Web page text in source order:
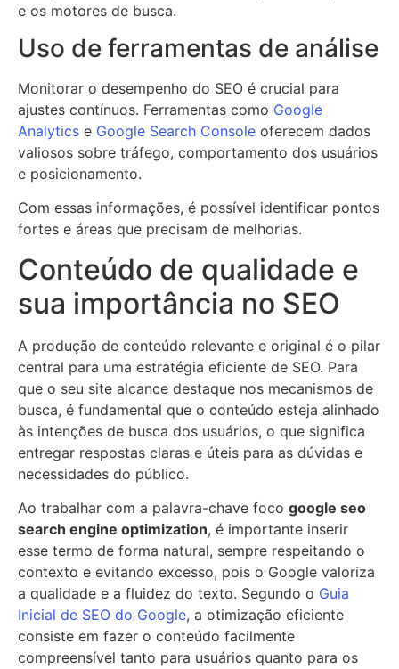
e os motores de busca.
Uso de ferramentas de análise
Monitorar o desempenho do SEO é crucial para
ajustes contínuos. Ferramentas como Google
Analytics e Google Search Console oferecem dados
valiosos sobre tráfego, comportamento dos usuários
e posicionamento.
Com essas informações, é possível identificar pontos
fortes e áreas que precisam de melhorias.
Conteúdo de qualidade e
sua importância no SEO
A produção de conteúdo relevante e original é o pilar
central para uma estratégia eficiente de SEO. Para
que o seu site alcance destaque nos mecanismos de
busca, é fundamental que o conteúdo esteja alinhado
às intenções de busca dos usuários, o que significa
entregar respostas claras e úteis para as dúvidas e
necessidades do público.
Ao trabalhar com a palavra-chave foco google seo
search engine optimization, é importante inserir
esse termo de forma natural, sempre respeitando o
contexto e evitando excesso, pois o Google valoriza
a qualidade e a fluidez do texto. Segundo o Guia
Inicial de SEO do Google, a otimização eficiente
consiste em fazer o conteúdo facilmente
compreensível tanto para usuários quanto para os